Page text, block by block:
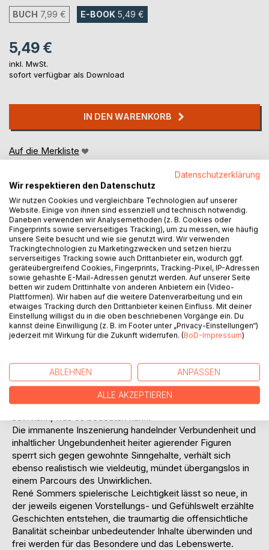
BUCH 7,99 € E-BOOK 5,49 €
5,49 €
inkl. MwSt.
sofort verfügbar als Download
IN DEN WARENKORB
Auf die Merkliste
BESCHREIBUNG
Der Autor animiert mit surrealen Textarrangements
vielfältige Bildwelten, bringt auf diese Weise Ungesagtes
zur Sprache. Lyrische Bilder, Metaphern, Romanzen- und
Märchenmotive, Lautmalerei und Personifikation als
Elemente der literarischen Textur lösen den Wortsinn in
Dinge und des unscheinbar Unfassbaren. Nuancierte
Plaudereien und ausgefallene Wortgefüge ordnen latente
Stimmungen und Gefühle, bieten beim Lesen eine
Leerstelle für sublim erfahrbare Innerlichkeit, für das was
Die immanente Inszenierung handelnder Verbundenheit und
inhaltlicher Ungebundenheit heiter agierender Figuren
sperrt sich gegen gewohnte Sinngehalte, verhält sich
ebenso realistisch wie vieldeutig, mündet übergangslos in
einem Parcours des Unwirklichen.
René Sommers spielerische Leichtigkeit lässt so neue, in
der jeweils eigenen Vorstellungs- und Gefühlswelt erzählte
Geschichten entstehen, die traumartig die offensichtliche
Banalität scheinbar unbedeutender Inhalte überwinden und
frei werden für das Besondere und das Lebenswerte.
Datenschutzerklärung
Wir respektieren den Datenschutz
Wir nutzen Cookies und vergleichbare Technologien auf unserer
Website. Einige von ihnen sind essenziell und technisch notwendig.
Daneben verwenden wir Analysemethoden (z. B. Cookies oder
Fingerprints sowie serverseitiges Tracking), um zu messen, wie häufig
unsere Seite besucht und wie sie genutzt wird. Wir verwenden
Trackingtechnologien zu Marketingzwecken und setzen hierzu
serverseitiges Tracking sowie auch Drittanbieter ein, wodurch ggf.
geräteübergreifend Cookies, Fingerprints, Tracking-Pixel, IP-Adressen
sowie gehashte E-Mail-Adressen genutzt werden. Auf unserer Seite
betten wir zudem Drittinhalte von anderen Anbietern ein (Video-
Plattformen). Wir haben auf die weitere Datenverarbeitung und ein
etwaiges Tracking durch den Drittanbieter keinen Einfluss. Mit deiner
Einstellung willigst du in die oben beschriebenen Vorgänge ein. Du
kannst deine Einwilligung (z. B. im Footer unter „Privacy-Einstellungen“)
jederzeit mit Wirkung für die Zukunft widerrufen. (BoD-Impressum)
ABLEHNEN ANPASSEN
ALLE AKZEPTIEREN